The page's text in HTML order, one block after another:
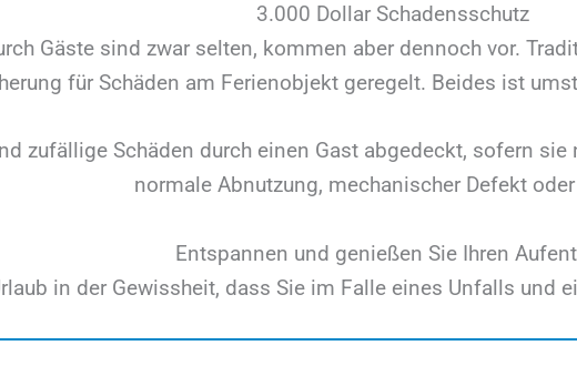
3.000 Dollar Schadensschutz
Gäste sind zwar selten, kommen aber dennoch vor.
für Schäden am Ferienobjekt geregelt. Beides ist
zufällige Schäden durch einen Gast abgedeckt, sofern
normale Abnutzung, mechanischer Defekt oder
Entspannen und genießen Sie Ihren
in der Gewissheit, dass Sie im Falle eines Unfalls und